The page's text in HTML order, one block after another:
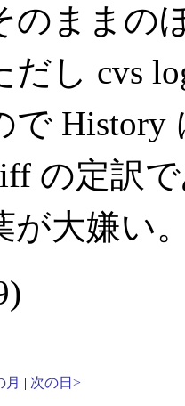
のままの
だし cvs
で History
の定訳
が大嫌い
月 | 次の日>